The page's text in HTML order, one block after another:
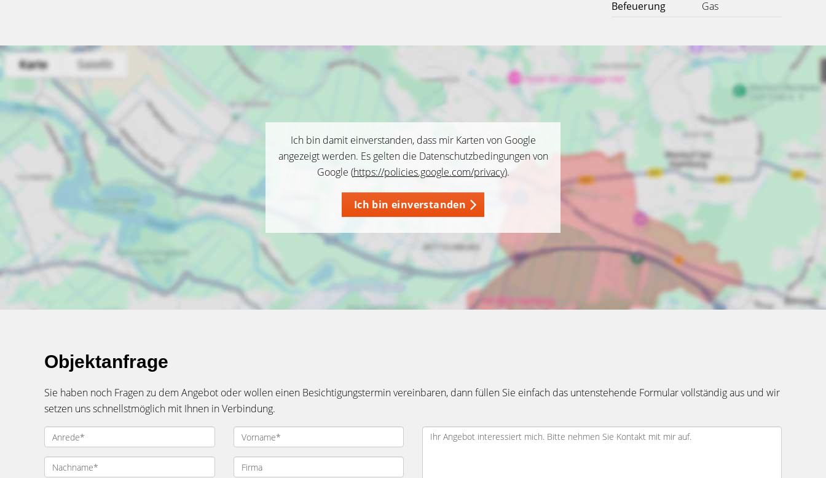
Befeuerung
Gas
Ich bin damit einverstanden, dass mir Karten von Google
angezeigt werden. Es gelten die Datenschutzbedingungen von
Google (https://policies.google.com/privacy).
Ich bin einverstanden
Objektanfrage
Sie haben noch Fragen zu dem Angebot oder wollen einen Besichtigungstermin vereinbaren, dann füllen Sie einfach das untenstehende Formular vollständig aus und wir
setzen uns schnellstmöglich mit Ihnen in Verbindung.